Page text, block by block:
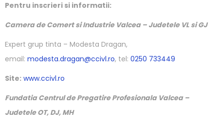
Pentru inscrieri si informatii:
Camera de Comert si Industrie Valcea – Judetele VL si GJ
Expert grup tinta – Modesta Dragan,
email: modesta.dragan@ccivl.ro, tel: 0250 733449
Site: www.ccivl.ro
Fundatia Centrul de Pregatire Profesionala Valcea –
Judetele OT, DJ, MH